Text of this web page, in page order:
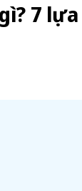
7